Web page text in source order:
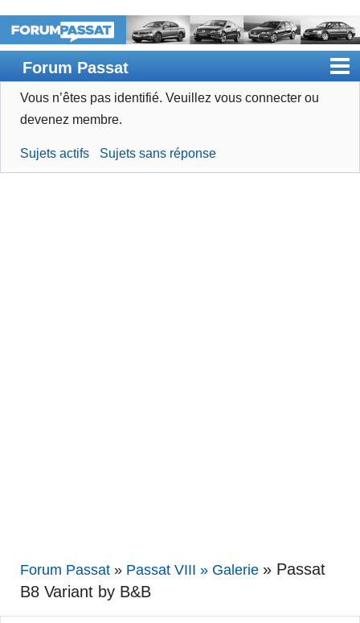
Forum Passat
Accueil
Devenir membre
Vous n’êtes pas identifié. Veuillez vous connecter ou
devenez membre.
Sujets actifs Sujets sans réponse
Forum Passat » Passat VIII » Galerie » Passat
B8 Variant by B&B